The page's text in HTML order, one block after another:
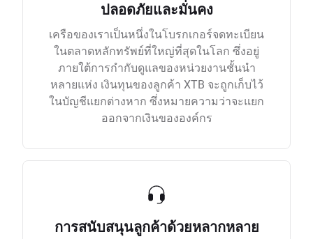
ปลอดภัยและมั่นคง
เครือของเราเป็นหนึ่งในโบรกเกอร์จดทะเบียน
ในตลาดหลักทรัพย์ที่ใหญ่ที่สุดในโลก ซึ่งอยู่
ภายใต้การกำกับดูแลของหน่วยงานชั้นนำ
หลายแห่ง เงินทุนของลูกค้า XTB จะถูกเก็บไว้
ในบัญชีแยกต่างหาก ซึ่งหมายความว่าจะแยก
ออกจากเงินขององค์กร
การสนับสนุนลูกค้าด้วยหลากหลาย